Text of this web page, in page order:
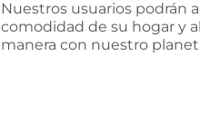
Nuestros usuarios podrán
comodidad de su hogar y
manera con nuestro